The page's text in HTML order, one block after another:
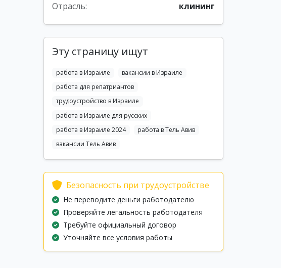
Отрасль:
клининг
Эту страницу ищут
работа в Израиле
вакансии в Израиле
работа для репатриантов
трудоустройство в Израиле
работа в Израиле для русских
работа в Израиле 2024
работа в Тель Авив
вакансии Тель Авив
Безопасность при трудоустройстве
Не переводите деньги работодателю
Проверяйте легальность работодателя
Требуйте официальный договор
Уточняйте все условия работы